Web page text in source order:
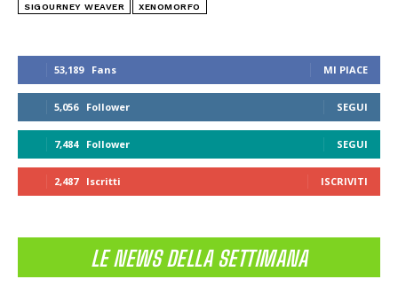
53,189 Fans MI PIACE
5,056 Follower SEGUI
7,484 Follower SEGUI
2,487 Iscritti ISCRIVITI
LE NEWS DELLA SETTIMANA
SIGOURNEY WEAVER XENOMORFO